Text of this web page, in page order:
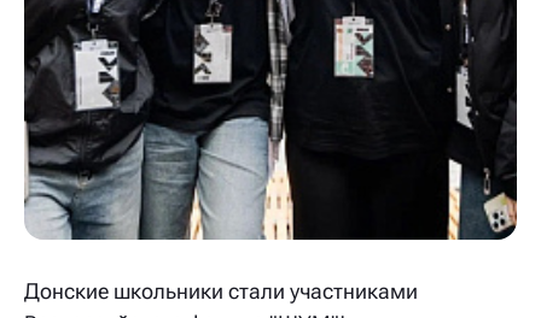
Донские школьники стали участниками